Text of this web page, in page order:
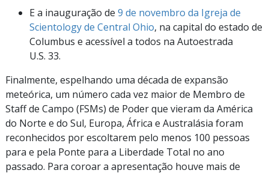
E a inauguração de 9 de novembro da Igreja de
Scientology de Central Ohio, na capital do estado de
Columbus e acessível a todos na Autoestrada
U.S. 33.
Finalmente, espelhando uma década de expansão
meteórica, um número cada vez maior de Membro de
Staff de Campo (FSMs) de Poder que vieram da América
do Norte e do Sul, Europa, África e Australásia foram
reconhecidos por escoltarem pelo menos 100 pessoas
para e pela Ponte para a Liberdade Total no ano
passado. Para coroar a apresentação houve mais de